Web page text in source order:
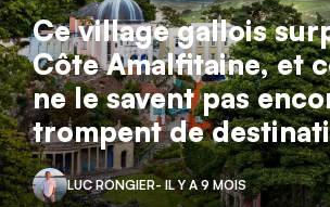
Ce village gallois
Côte Amalfitaine, et
ne le savent pas
trompent de
LUC RONGIER- IL Y A 9 MOIS